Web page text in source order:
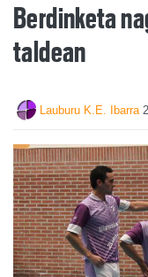
Berdinketa
taldean
Lauburu K.E. Ibarra